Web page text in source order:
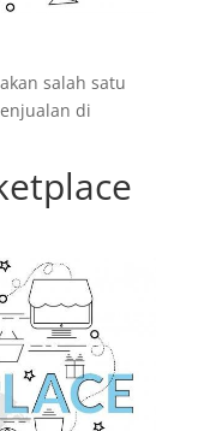
salah satu
di